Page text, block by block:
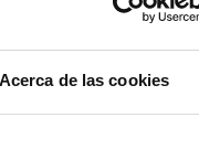
Acerca de las cookies